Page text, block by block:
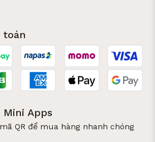
Mini Apps
QR để mua hàng nhanh chóng